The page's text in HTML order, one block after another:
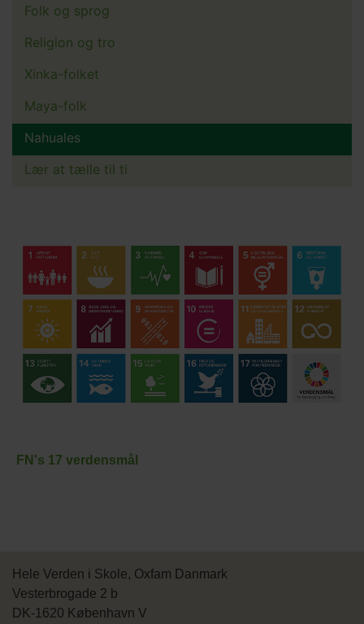
Main
menu
Folk og sprog
Religion og tro
Xinka-folket
Maya-folk
Nahuales
Lær at tælle til ti
FN's 17 verdensmål
Hele Verden i Skole, Oxfam Danmark
Vesterbrogade 2 b
DK-1620 København V